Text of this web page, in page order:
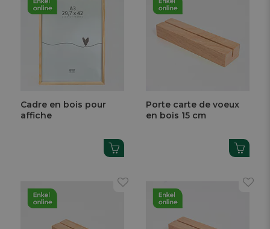
Cadre en bois pour
affiche
Porte carte de voeux
en bois 15 cm